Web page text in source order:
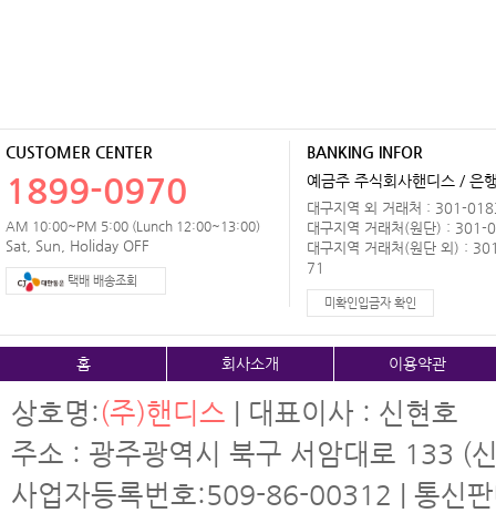
CUSTOMER CENTER
1899-0970
AM 10:00~PM 5:00 (Lunch 12:00~13:00)
Sat, Sun, Holiday OFF
택배 배송조회
BANKING INFOR
예금주 주식회사핸디스 / 은
대구지역 외 거래처 : 301-
대구지역 거래처(원단) :
대구지역 거래처(원단 외) :
71
미확인입금자 확인
홈 회사소개 이용약관
상호명:(주)핸디스 | 대표이사 : 신현호
주소 : 광주광역시 북구 서암대로 133 (
사업자등록번호:509-86-00312 | 통신